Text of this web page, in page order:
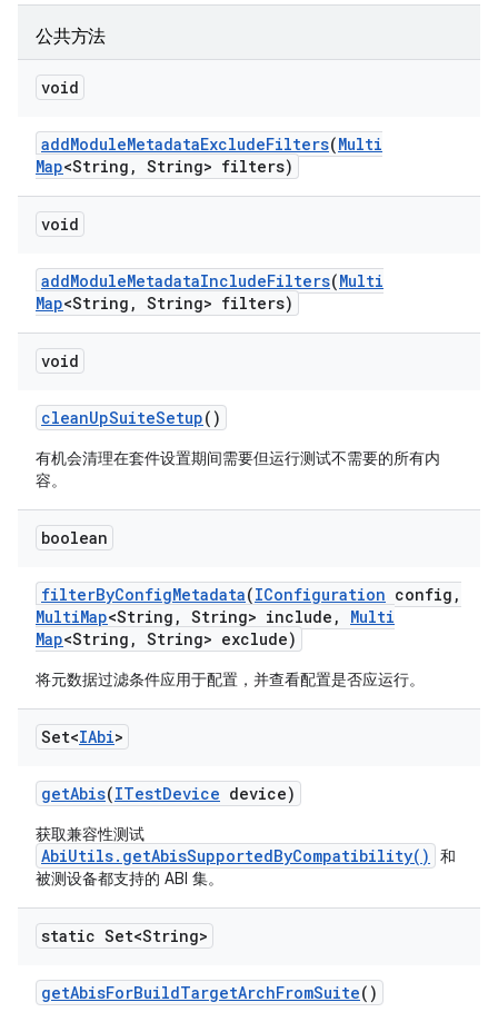
公共方法
void
addModuleMetadataExcludeFilters(Multi
Map<String , String> filters)
void
addModuleMetadataIncludeFilters(Multi
Map<String , String> filters)
void
cleanUpSuiteSetup()
有机会清理在套件设置期间需要但运行测试不需要的所有内
容。
boolean
filterByConfigMetadata(IConfiguration config ,
MultiMap<String , String> include ,
Multi
Map<String , String> exclude)
将元数据过滤条件应用于配置，并查看配置是否应运行。
Set<IAbi>
getAbis(ITestDevice device)
获取兼容性测试
AbiUtils.getAbisSupportedByCompatibility()
和
被测设备都支持的 ABI 集。
static Set<String>
getAbisForBuildTargetArchFromSuite()